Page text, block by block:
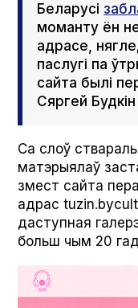
Беларусі
моманту ён
адрасе,
паслугі па
сайта былі
Сяргей
Са слоў
матэрыялаў
змест сайта
адрас
даступная
больш чым 20